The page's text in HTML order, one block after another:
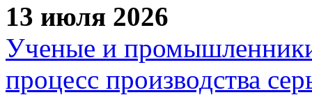
13 июля 2026
Ученые и
процесс производства